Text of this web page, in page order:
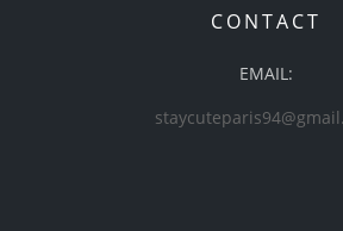
CONTACT
EMAIL: